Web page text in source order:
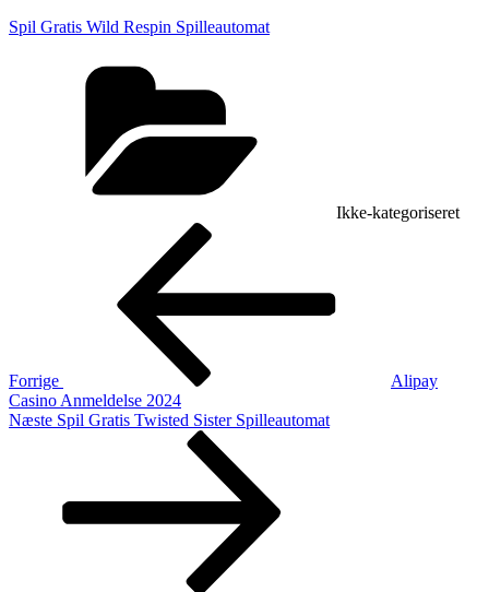
Spil Gratis Wild Respin Spilleautomat
Ikke-kategoriseret
Indlægsnavigation
Forrige
Alipay
Casino Anmeldelse 2024
Næste
Næste Spil Gratis Twisted Sister Spilleautomat